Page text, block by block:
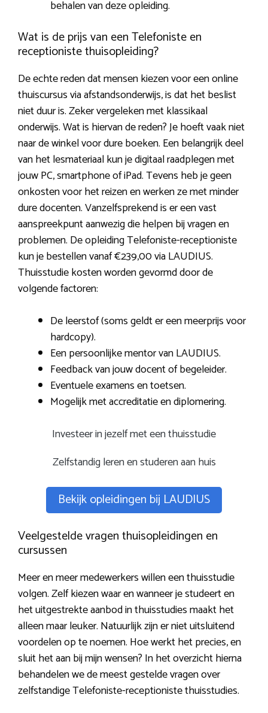
behalen van deze opleiding.
Wat is de prijs van een Telefoniste en
receptioniste thuisopleiding?
De echte reden dat mensen kiezen voor een online
thuiscursus via afstandsonderwijs, is dat het beslist
niet duur is. Zeker vergeleken met klassikaal
onderwijs. Wat is hiervan de reden? Je hoeft vaak niet
naar de winkel voor dure boeken. Een belangrijk deel
van het lesmateriaal kun je digitaal raadplegen met
jouw PC, smartphone of iPad. Tevens heb je geen
onkosten voor het reizen en werken ze met minder
dure docenten. Vanzelfsprekend is er een vast
aanspreekpunt aanwezig die helpen bij vragen en
problemen. De opleiding Telefoniste-receptioniste
kun je bestellen vanaf €239,00 via LAUDIUS.
Thuisstudie kosten worden gevormd door de
volgende factoren:
De leerstof (soms geldt er een meerprijs voor
hardcopy).
Een persoonlijke mentor van LAUDIUS.
Feedback van jouw docent of begeleider.
Eventuele examens en toetsen.
Mogelijk met accreditatie en diplomering.
Investeer in jezelf met een thuisstudie
Zelfstandig leren en studeren aan huis
Bekijk opleidingen bij LAUDIUS
Veelgestelde vragen thuisopleidingen en
cursussen
Meer en meer medewerkers willen een thuisstudie
volgen. Zelf kiezen waar en wanneer je studeert en
het uitgestrekte aanbod in thuisstudies maakt het
alleen maar leuker. Natuurlijk zijn er niet uitsluitend
voordelen op te noemen. Hoe werkt het precies, en
sluit het aan bij mijn wensen? In het overzicht hierna
behandelen we de meest gestelde vragen over
zelfstandige Telefoniste-receptioniste thuisstudies.